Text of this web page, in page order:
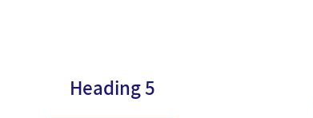
Heading 5